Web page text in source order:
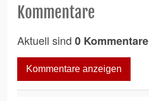
Kommentare
Aktuell sind 0 Kommentare
Kommentare anzeigen